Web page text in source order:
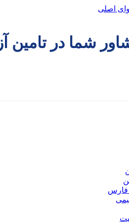
اصلی
شما در تامین
فارس